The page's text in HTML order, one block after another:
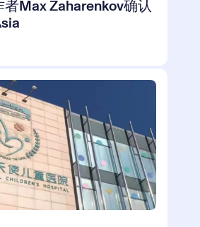
Max Zaharenkov确认